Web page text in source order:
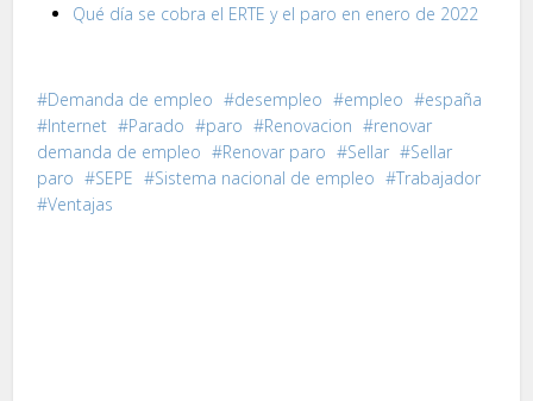
Qué día se cobra el ERTE y el paro en enero de 2022
Demanda de empleo desempleo empleo
españa
Internet
Parado paro Renovacion
renovar
demanda de empleo
Renovar paro Sellar
Sellar
paro
SEPE Sistema nacional de empleo
Trabajador
Ventajas